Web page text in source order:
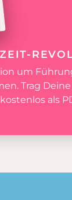
um
Trag
als